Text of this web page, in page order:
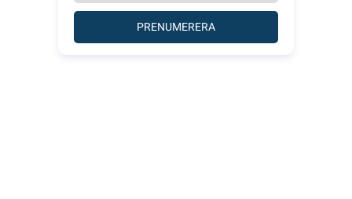
PRENUMERERA